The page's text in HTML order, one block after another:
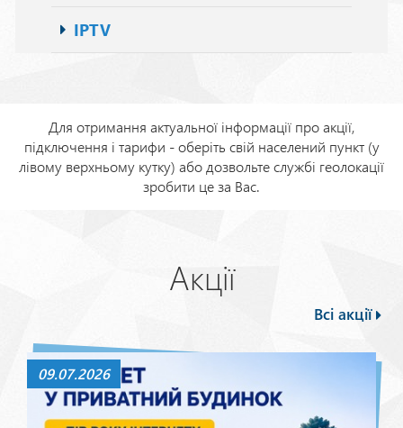
IPTV
Для отримання актуальної інформації про акції,
підключення і тарифи - оберіть свій населений пункт (у
лівому верхньому кутку) або дозвольте службі геолокації
зробити це за Вас.
Акції
Всі акції
09.07.2026